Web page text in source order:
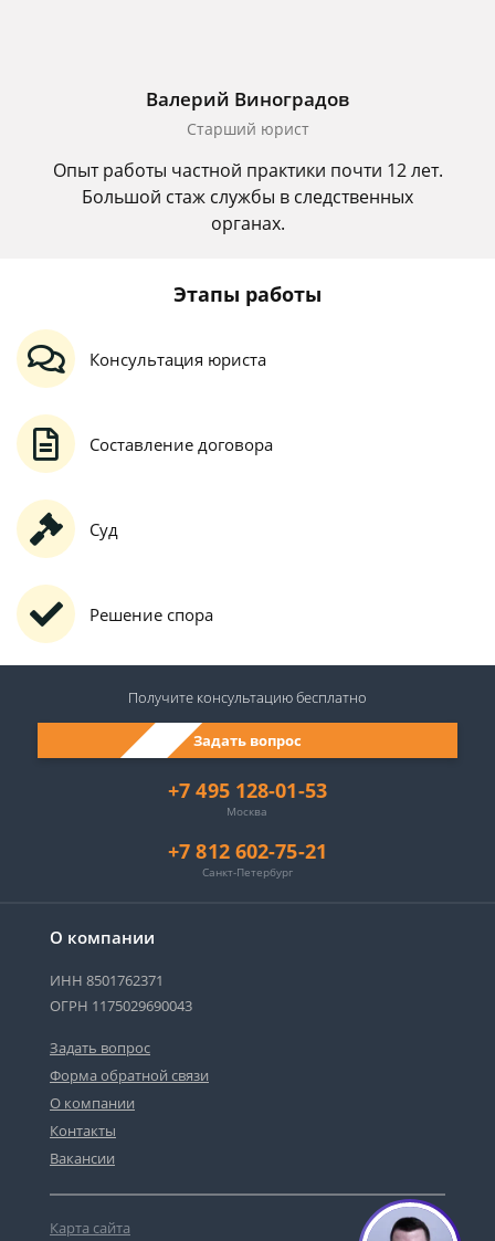
Валерий Виноградов
Старший юрист
Опыт работы частной практики почти 12 лет.
Большой стаж службы в следственных
органах.
Этапы работы
Консультация юриста
Составление договора
Суд
Решение спора
О компании
ИНН 8501762371
ОГРН 1175029690043
Задать вопрос
Форма обратной связи
О компании
Контакты
Вакансии
Карта сайта
+7 495 128-01-53
Москва
+7 812 602-75-21
Санкт-Петербург
Задать вопрос
Получите консультациюбесплатно